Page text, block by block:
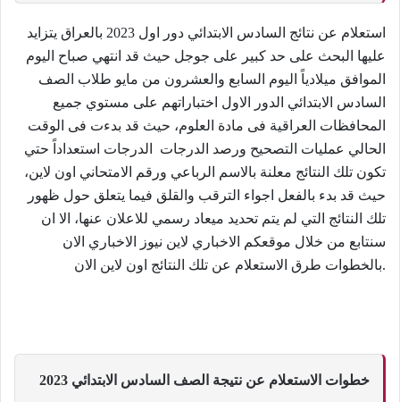
استعلام عن نتائج السادس الابتدائي دور اول 2023 بالعراق يتزايد
عليها البحث على حد كبير على جوجل حيث قد انتهي صباح اليوم
الموافق ميلادياً اليوم السابع والعشرون من مايو طلاب الصف
السادس الابتدائي الدور الاول اختباراتهم على مستوي جميع
المحافظات العراقية فى مادة العلوم، حيث قد بدءت فى الوقت
الحالي عمليات التصحيح ورصد الدرجات الدرجات استعداداً حتي
تكون تلك النتائج معلنة بالاسم الرباعي ورقم الامتحاني اون لاين،
حيث قد بدء بالفعل اجواء الترقب والقلق فيما يتعلق حول ظهور
تلك النتائج التي لم يتم تحديد ميعاد رسمي للاعلان عنها، الا ان
سنتابع من خلال موقعكم الاخباري لاين نيوز الاخباري الان
بالخطوات طرق الاستعلام عن تلك النتائج اون لاين الان.
خطوات الاستعلام عن نتيجة الصف السادس الابتدائي 2023